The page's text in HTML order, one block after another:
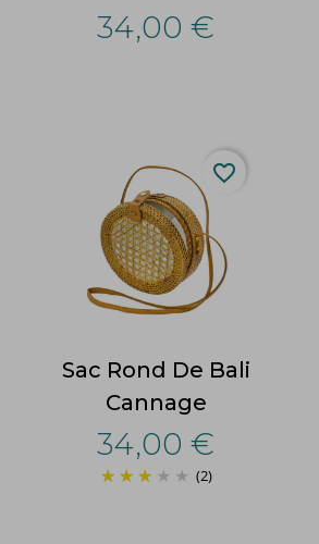
34,00 €
Sac Rond De Bali
Cannage
34,00 €
(2)
favorite_border